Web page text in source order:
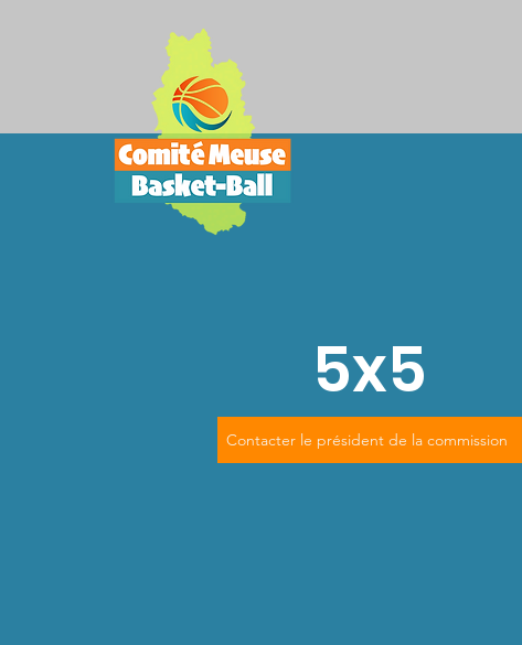
5x5
Contacter le président de la commission